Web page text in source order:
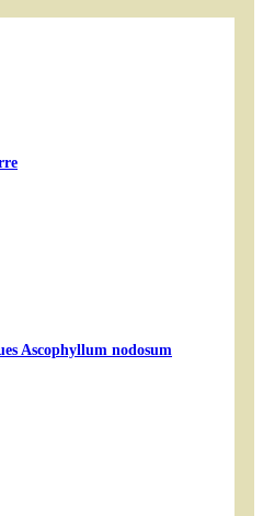
Ascophyllum nodosum